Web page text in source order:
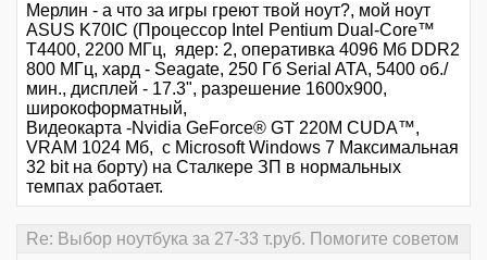
Мерлин - а что за игры греют твой ноут?, мой ноут
ASUS K70IC (Процессор Intel Pentium Dual-Core™
T4400, 2200 МГц, ядер: 2, оперативка 4096 Мб DDR2
800 МГц, хард - Seagate, 250 Гб Serial ATA, 5400 об./
мин., дисплей - 17.3", разрешение 1600x900,
широкоформатный,
Видеокарта -Nvidia GeForce® GT 220M CUDA™,
VRAM 1024 Мб, с Microsoft Windows 7 Максимальная
32 bit на борту) на Сталкере ЗП в нормальных
темпах работает.
Re: Выбор ноутбука за 27-33 т.руб. Помогите советом